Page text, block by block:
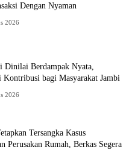
Dengan Nyaman
2026
Dinilai Berdampak Nyata,
Kontribusi bagi Masyarakat Jambi
2026
Tersangka Kasus
Perusakan Rumah, Berkas Segera